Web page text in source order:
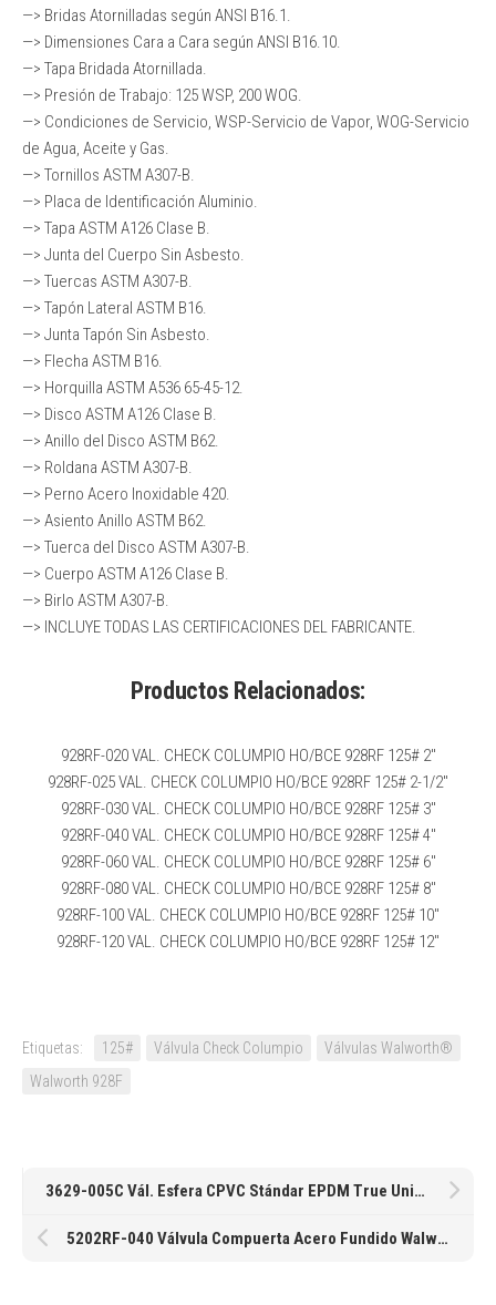
—> Bridas Atornilladas según ANSI B16.1.
—> Dimensiones Cara a Cara según ANSI B16.10.
—> Tapa Bridada Atornillada.
—> Presión de Trabajo: 125 WSP, 200 WOG.
—> Condiciones de Servicio, WSP-Servicio de Vapor, WOG-Servicio
de Agua, Aceite y Gas.
—> Tornillos ASTM A307-B.
—> Placa de Identificación Aluminio.
—> Tapa ASTM A126 Clase B.
—> Junta del Cuerpo Sin Asbesto.
—> Tuercas ASTM A307-B.
—> Tapón Lateral ASTM B16.
—> Junta Tapón Sin Asbesto.
—> Flecha ASTM B16.
—> Horquilla ASTM A536 65-45-12.
—> Disco ASTM A126 Clase B.
—> Anillo del Disco ASTM B62.
—> Roldana ASTM A307-B.
—> Perno Acero Inoxidable 420.
—> Asiento Anillo ASTM B62.
—> Tuerca del Disco ASTM A307-B.
—> Cuerpo ASTM A126 Clase B.
—> Birlo ASTM A307-B.
—> INCLUYE TODAS LAS CERTIFICACIONES DEL FABRICANTE.
Productos Relacionados:
928RF-020 VAL. CHECK COLUMPIO HO/BCE 928RF 125# 2″
928RF-025 VAL. CHECK COLUMPIO HO/BCE 928RF 125# 2-1/2″
928RF-030 VAL. CHECK COLUMPIO HO/BCE 928RF 125# 3″
928RF-040 VAL. CHECK COLUMPIO HO/BCE 928RF 125# 4″
928RF-060 VAL. CHECK COLUMPIO HO/BCE 928RF 125# 6″
928RF-080 VAL. CHECK COLUMPIO HO/BCE 928RF 125# 8″
928RF-100 VAL. CHECK COLUMPIO HO/BCE 928RF 125# 10″
928RF-120 VAL. CHECK COLUMPIO HO/BCE 928RF 125# 12″
Etiquetas: 125# Válvula Check Columpio
Válvulas Walworth®
Walworth 928F
3629-005C Vál. Esfera CPVC Stándar EPDM True Union 2000 Cementar/ Roscar de Spears® 1/2″
5202RF-040 Válvula Compuerta Acero Fundido Walworth 5202RF Clase 150 de 4″